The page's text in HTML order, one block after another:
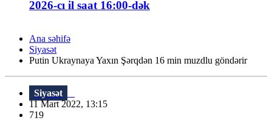
2026-cı il saat 16:00-dək
Ana səhifə
Siyasət
Putin Ukraynaya Yaxın Şərqdən 16 min muzdlu göndərir
Siyasət
11 Mart 2022, 13:15
719